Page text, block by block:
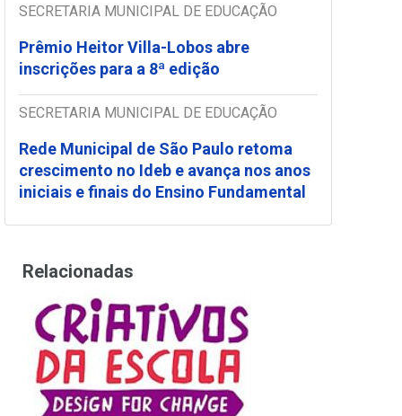
SECRETARIA MUNICIPAL DE EDUCAÇÃO
Prêmio Heitor Villa-Lobos abre
inscrições para a 8ª edição
SECRETARIA MUNICIPAL DE EDUCAÇÃO
Rede Municipal de São Paulo retoma
crescimento no Ideb e avança nos anos
iniciais e finais do Ensino Fundamental
Relacionadas